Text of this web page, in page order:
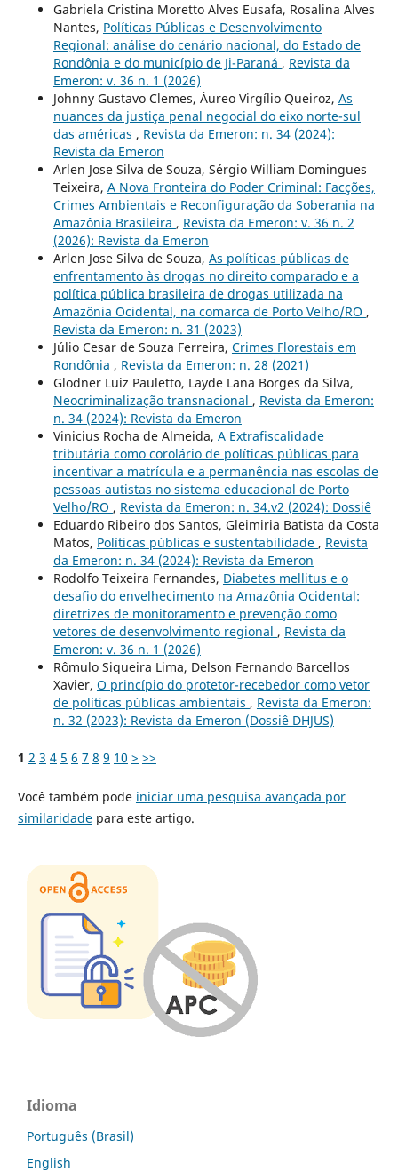
Gabriela Cristina Moretto Alves Eusafa, Rosalina Alves
Nantes, Políticas Públicas e Desenvolvimento
Regional: análise do cenário nacional, do Estado de
Rondônia e do município de Ji-Paraná , Revista da
Emeron: v. 36 n. 1 (2026)
Johnny Gustavo Clemes, Áureo Virgílio Queiroz, As
nuances da justiça penal negocial do eixo norte-sul
das américas , Revista da Emeron: n. 34 (2024):
Revista da Emeron
Arlen Jose Silva de Souza, Sérgio William Domingues
Teixeira, A Nova Fronteira do Poder Criminal: Facções,
Crimes Ambientais e Reconfiguração da Soberania na
Amazônia Brasileira , Revista da Emeron: v. 36 n. 2
(2026): Revista da Emeron
Arlen Jose Silva de Souza, As políticas públicas de
enfrentamento às drogas no direito comparado e a
política pública brasileira de drogas utilizada na
Amazônia Ocidental, na comarca de Porto Velho/RO ,
Revista da Emeron: n. 31 (2023)
Júlio Cesar de Souza Ferreira, Crimes Florestais em
Rondônia , Revista da Emeron: n. 28 (2021)
Glodner Luiz Pauletto, Layde Lana Borges da Silva,
Neocriminalização transnacional , Revista da Emeron:
n. 34 (2024): Revista da Emeron
Vinicius Rocha de Almeida, A Extrafiscalidade
tributária como corolário de políticas públicas para
incentivar a matrícula e a permanência nas escolas de
pessoas autistas no sistema educacional de Porto
Velho/RO , Revista da Emeron: n. 34.v2 (2024): Dossiê
Eduardo Ribeiro dos Santos, Gleimiria Batista da Costa
Matos, Políticas públicas e sustentabilidade , Revista
da Emeron: n. 34 (2024): Revista da Emeron
Rodolfo Teixeira Fernandes, Diabetes mellitus e o
desafio do envelhecimento na Amazônia Ocidental:
diretrizes de monitoramento e prevenção como
vetores de desenvolvimento regional , Revista da
Emeron: v. 36 n. 1 (2026)
Rômulo Siqueira Lima, Delson Fernando Barcellos
Xavier, O princípio do protetor-recebedor como vetor
de políticas públicas ambientais , Revista da Emeron:
n. 32 (2023): Revista da Emeron (Dossiê DHJUS)
1 2 3 4 5 6 7 8 9 10 > >>
Você também pode iniciar uma pesquisa avançada por
similaridadepara este artigo.
Idioma
Português (Brasil)
English